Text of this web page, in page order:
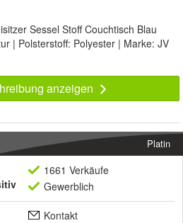
Sessel Stoff Couchtisch Blau
| Polsterstoff: Polyester | Marke: JV
anzeigen
Platin
1661 Verkäufe
Gewerblich
Kontakt